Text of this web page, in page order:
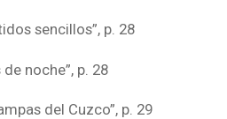
sencillos”, p. 28
noche”, p. 28
del Cuzco”, p. 29